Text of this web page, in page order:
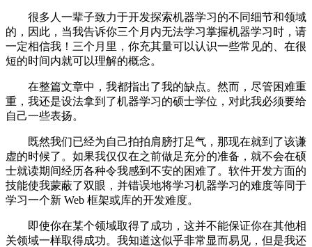
很多人一辈子致力于开发探索机器学习的不同细节和领域
的，因此，当我告诉你三个月内无法学习掌握机器学习时，请
一定相信我！三个月里，你充其量可以认识一些常见的、在很
短的时间内就可以理解的概念。
在整篇文章中，我都指出了我的缺点。然而，尽管困难重
重，我还是设法拿到了机器学习的硕士学位，对此我必须要给
自己一些表扬。
既然我们已经为自己拍拍肩膀打足气，那现在就到了该谦
虚的时候了。如果我仅仅在之前做足充分的准备，就不会在硕
士就读期间经历各种令我感到不安的困难了。软件开发方面的
技能使我蒙蔽了双眼，并错误地将学习机器学习的难度等同于
学习一个新 Web 框架或库的开发难度。
即使你在某个领域取得了成功，这并不能保证你在其他相
关领域一样取得成功。我知道这似乎非常显而易见，但是我还